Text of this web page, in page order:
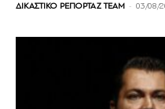
ΔΙΚΑΣΤΙΚΟ ΡΕΠΟΡΤΑΖ TEAM - 03/08/